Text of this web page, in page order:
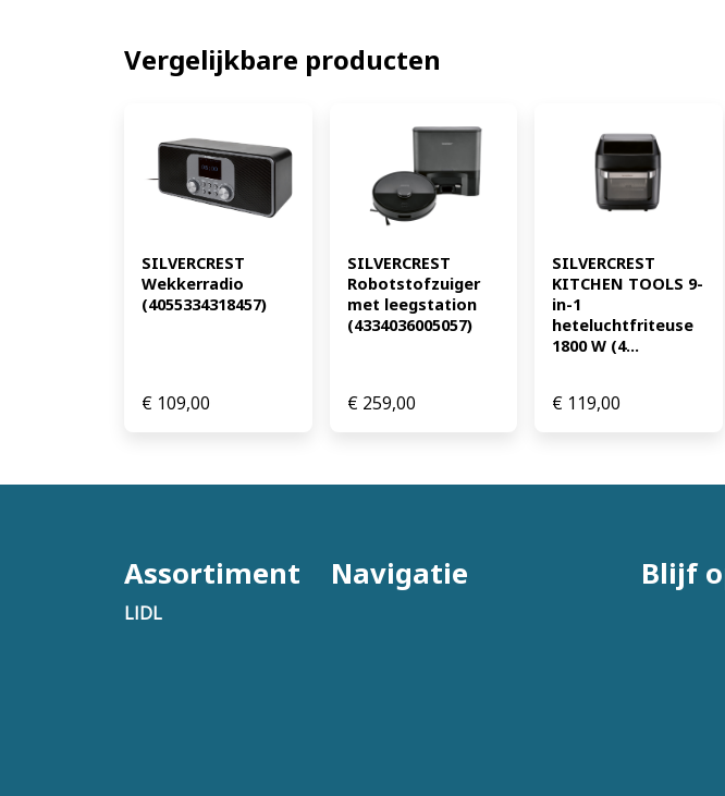
Vergelijkbare producten
SILVERCREST
Wekkerradio
(4055334318457)
€ 109,00
SILVERCREST
Robotstofzuiger
met leegstation
(4334036005057)
€259,00
SILVERCREST
KITCHEN TOOLS 9-
in-1
heteluchtfriteuse
1800 W (4...
€ 119,00
Assortiment
LIDL
Navigatie Blijf